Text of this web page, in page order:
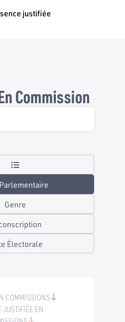
justifiée
Commission
Genre
Électorale
COMMISSIONS
JUSTIFIÉE EN